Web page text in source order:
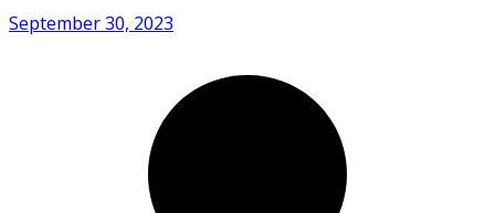
September 30, 2023